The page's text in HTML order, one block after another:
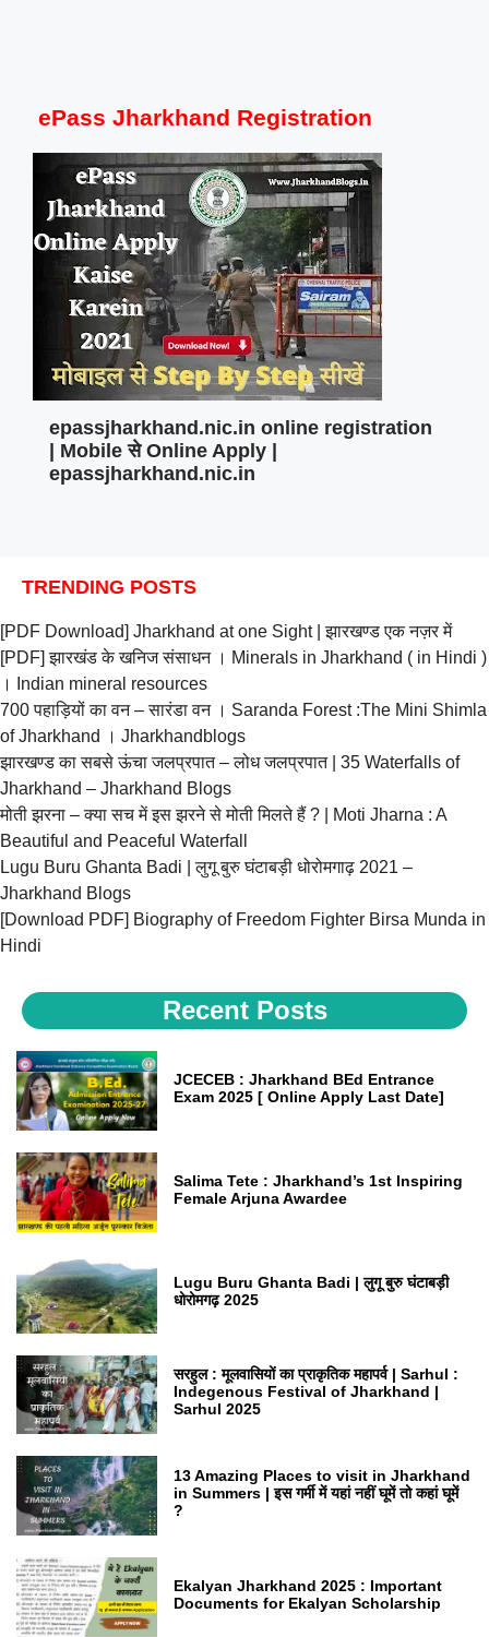
ePass Jharkhand Registration
epassjharkhand.nic.in online registration
| Mobile से Online Apply |
epassjharkhand.nic.in
TRENDING POSTS
[PDF Download] Jharkhand at one Sight | झारखण्ड एक नज़र में
[PDF] झारखंड के खनिज संसाधन । Minerals in Jharkhand ( in Hindi )
। Indian mineral resources
700 पहाड़ियों का वन – सारंडा वन । Saranda Forest :The Mini Shimla
of Jharkhand । Jharkhandblogs
झारखण्ड का सबसे ऊंचा जलप्रपात – लोध जलप्रपात | 35 Waterfalls of
Jharkhand – Jharkhand Blogs
मोती झरना – क्या सच में इस झरने से मोती मिलते हैं ? | Moti Jharna : A
Beautiful and Peaceful Waterfall
Lugu Buru Ghanta Badi | लुगू बुरु घंटाबड़ी धोरोमगाढ़ 2021 –
Jharkhand Blogs
[Download PDF] Biography of Freedom Fighter Birsa Munda in
Hindi
Recent Posts
JCECEB : Jharkhand BEd Entrance
Exam 2025 [ Online Apply Last Date]
Salima Tete : Jharkhand’s 1st Inspiring
Female Arjuna Awardee
Lugu Buru Ghanta Badi | लुगू बुरु घंटाबड़ी
धोरोमगढ़ 2025
सरहुल : मूलवासियों का प्राकृतिक महापर्व | Sarhul :
Indegenous Festival of Jharkhand |
Sarhul 2025
13 Amazing Places to visit in Jharkhand
in Summers | इस गर्मी में यहां नहीं घूमें तो कहां घूमें
?
Ekalyan Jharkhand 2025 : Important
Documents for Ekalyan Scholarship